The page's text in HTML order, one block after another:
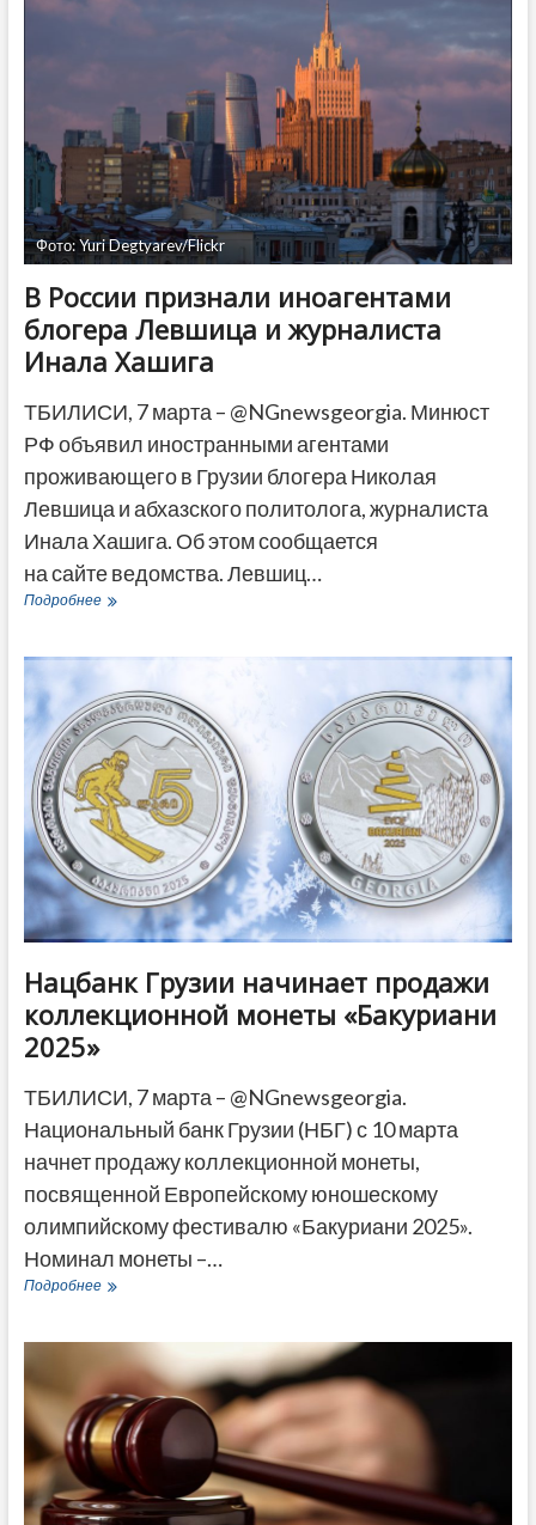
Грузии
проходят
шествия
и
митинги
Фото: Yuri Degtyarev/Flickr
В России признали иноагентами
блогера Левшица и журналиста
Инала Хашига
ТБИЛИСИ, 7 марта – @NGnewsgeorgia. Минюст
РФ объявил иностранными агентами
проживающего в Грузии блогера Николая
Левшица и абхазского политолога, журналиста
Инала Хашига. Об этом сообщается
на сайте ведомства. Левшиц…
ПодробнееВ
иноагентами
Левшица
и
журналиста
Инала
Хашига
Нацбанк Грузии начинает продажи
коллекционной монеты «Бакуриани
2025»
ТБИЛИСИ, 7 марта – @NGnewsgeorgia.
Национальный банк Грузии (НБГ) с 10 марта
начнет продажу коллекционной монеты,
посвященной Европейскому юношескому
олимпийскому фестивалю «Бакуриани 2025».
Номинал монеты –…
ПодробнееНацбанк
коллекционной
монеты
«Бакуриани
2025»